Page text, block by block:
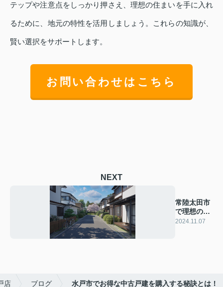
テップや注意点をしっかり押さえ、理想の住まいを手に入れ
るために、地元の特性を活用しましょう。これらの知識が、
賢い選択をサポートします。
お問い合わせはこちら
NEXT
常陸太田市
で理想の中
古戸建を見
2024.11.07
店 ブログ 水戸市でお得な中古戸建を購入する秘訣とは！